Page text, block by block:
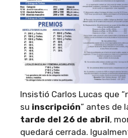
Insistió Carlos Lucas que
su inscripción” antes de
tarde del 26 de abril,
quedará cerrada.